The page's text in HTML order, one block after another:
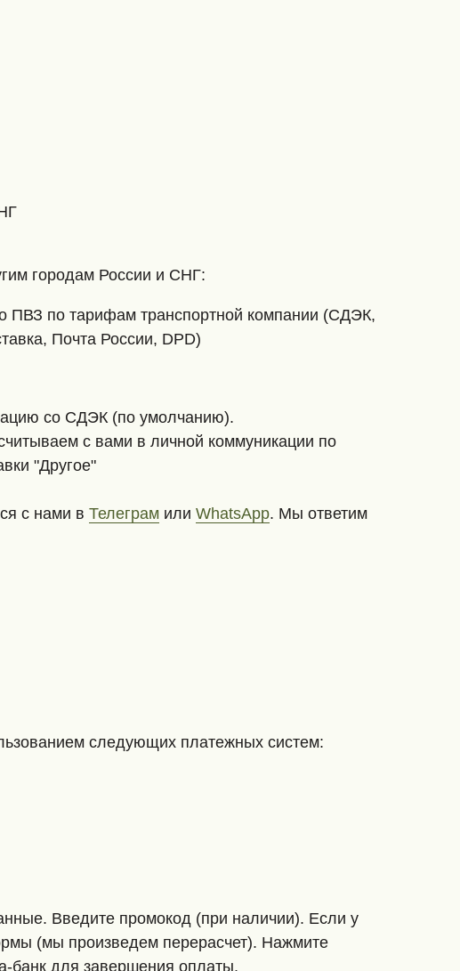
городам России и СНГ:
ПВЗ по тарифам транспортной компании (СДЭК,
Почта России, DPD)
со СДЭК (по умолчанию).
с вами в личной коммуникации по
"Другое"
с нами в Телеграм или WhatsApp. Мы ответим
следующих платежных систем:
Введите промокод (при наличии). Если у
(мы произведем перерасчет). Нажмите
банк для завершения оплаты.